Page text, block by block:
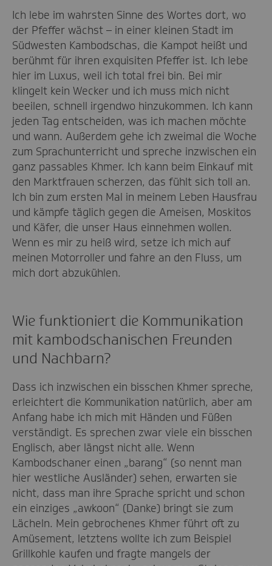
Ich lebe im wahrsten Sinne des Wortes dort, wo
der Pfeffer wächst – in einer kleinen Stadt im
Südwesten Kambodschas, die Kampot heißt und
berühmt für ihren exquisiten Pfeffer ist. Ich lebe
hier im Luxus, weil ich total frei bin. Bei mir
klingelt kein Wecker und ich muss mich nicht
beeilen, schnell irgendwo hinzukommen. Ich kann
jeden Tag entscheiden, was ich machen möchte
und wann. Außerdem gehe ich zweimal die Woche
zum Sprachunterricht und spreche inzwischen ein
ganz passables Khmer. Ich kann beim Einkauf mit
den Marktfrauen scherzen, das fühlt sich toll an.
Ich bin zum ersten Mal in meinem Leben Hausfrau
und kämpfe täglich gegen die Ameisen, Moskitos
und Käfer, die unser Haus einnehmen wollen.
Wenn es mir zu heiß wird, setze ich mich auf
meinen Motorroller und fahre an den Fluss, um
mich dort abzukühlen.
Wie funktioniert die Kommunikation
mit kambodschanischen Freunden
und Nachbarn?
Dass ich inzwischen ein bisschen Khmer spreche,
erleichtert die Kommunikation natürlich, aber am
Anfang habe ich mich mit Händen und Füßen
verständigt. Es sprechen zwar viele ein bisschen
Englisch, aber längst nicht alle. Wenn
Kambodschaner einen „barang“ (so nennt man
hier westliche Ausländer) sehen, erwarten sie
nicht, dass man ihre Sprache spricht und schon
ein einziges „awkoon“ (Danke) bringt sie zum
Lächeln. Mein gebrochenes Khmer führt oft zu
Amüsement, letztens wollte ich zum Beispiel
Grillkohle kaufen und fragte mangels der